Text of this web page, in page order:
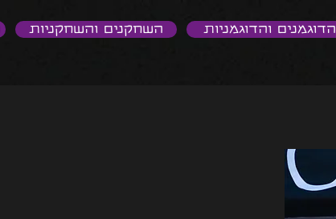
השחקנים והשחקניות הדוגמנים והדוגמניות